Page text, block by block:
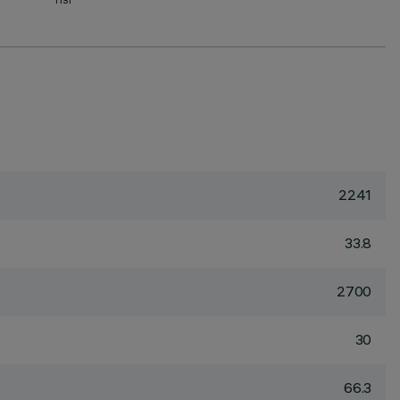
TISI
2241
33.8
2700
30
66.3